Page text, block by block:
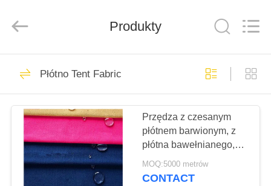
DOM
PRODUKTY
NAS
Enterprise
Management
All
Reserved.
Namiot na płótnie
na świeżym
powietrzu
Produkty
Płótno Tent Fabric
Przędza z czesanym
płótnem barwionym, z
płótna bawełnianego,
materiał izolacyjny z
izolacją cieplną
MOQ:5000 metrów
CONTACT